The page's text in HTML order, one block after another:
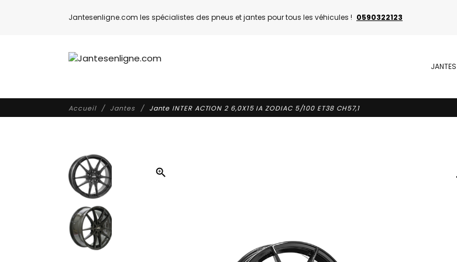
Jantesenligne.com les spécialistes des pneus et jantes pour tous les véhicules ! 0590322123
JANTES
Accueil Jantes Jante INTER ACTION 2 6,0X15 IA ZODIAC 5/100 ET38 CH57,1
zoom_in